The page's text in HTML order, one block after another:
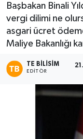
Başbakan Binali
vergi dilimi ne
asgari ücret
Maliye Bakanlığı
TE BILISIM
EDITÖR